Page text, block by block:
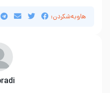
هاوبەشکردن: